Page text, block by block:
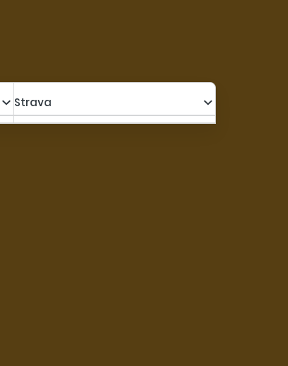
Strava